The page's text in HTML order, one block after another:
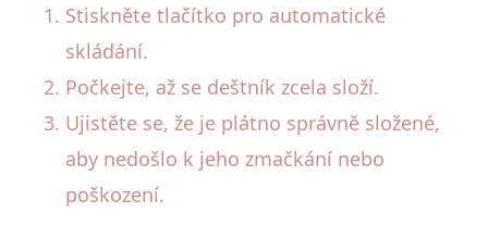
Stiskněte tlačítko pro automatické
skládání.
Počkejte, až se deštník zcela složí.
Ujistěte se, že je plátno správně složené,
aby nedošlo k jeho zmačkání nebo
poškození.